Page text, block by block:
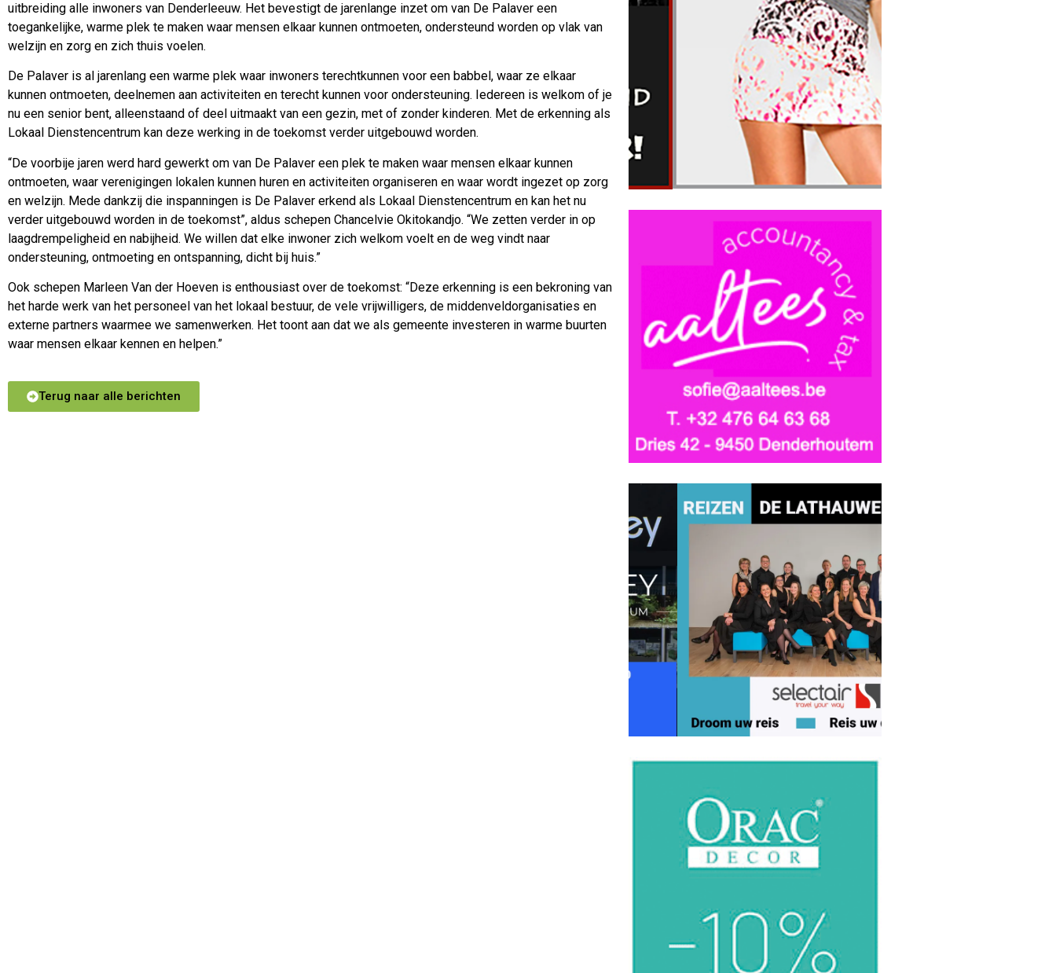
uitbreiding alle inwoners van Denderleeuw. Het bevestigt de jarenlange inzet om van De Palaver een
toegankelijke, warme plek te maken waar mensen elkaar kunnen ontmoeten, ondersteund worden op vlak van
welzijn en zorg en zich thuis voelen.
De Palaver is al jarenlang een warme plek waar inwoners terechtkunnen voor een babbel, waar ze elkaar
kunnen ontmoeten, deelnemen aan activiteiten en terecht kunnen voor ondersteuning. Iedereen is welkom of je
nu een senior bent, alleenstaand of deel uitmaakt van een gezin, met of zonder kinderen. Met de erkenning als
Lokaal Dienstencentrum kan deze werking in de toekomst verder uitgebouwd worden.
“De voorbije jaren werd hard gewerkt om van De Palaver een plek te maken waar mensen elkaar kunnen
ontmoeten, waar verenigingen lokalen kunnen huren en activiteiten organiseren en waar wordt ingezet op zorg
en welzijn. Mede dankzij die inspanningen is De Palaver erkend als Lokaal Dienstencentrum en kan het nu
verder uitgebouwd worden in de toekomst”, aldus schepen Chancelvie Okitokandjo. “We zetten verder in op
laagdrempeligheid en nabijheid. We willen dat elke inwoner zich welkom voelt en de weg vindt naar
ondersteuning, ontmoeting en ontspanning, dicht bij huis.”
Ook schepen Marleen Van der Hoeven is enthousiast over de toekomst: “Deze erkenning is een bekroning van
het harde werk van het personeel van het lokaal bestuur, de vele vrijwilligers, de middenveldorganisaties en
externe partners waarmee we samenwerken. Het toont aan dat we als gemeente investeren in warme buurten
waar mensen elkaar kennen en helpen.”
Terug naar alle berichten